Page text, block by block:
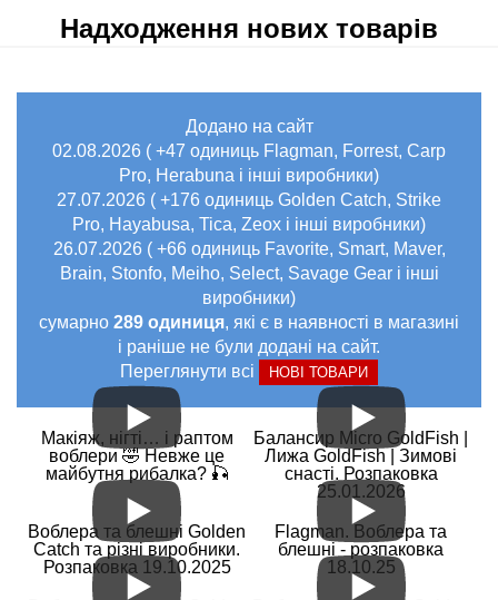
Надходження нових товарів
Додано на сайт
02.08.2026 ( +47 одиниць Flagman, Forrest, Carp
Pro, Herabuna і інші виробники)
27.07.2026 ( +176 одиниць Golden Catch, Strike
Pro, Hayabusa, Tica, Zeox і інші виробники)
26.07.2026 ( +66 одиниць Favorite, Smart, Maver,
Brain, Stonfo, Meiho, Select, Savage Gear і інші
виробники)
сумарно 289 одиниця, які є в наявності в магазині
і раніше не були додані на сайт.
Переглянути всі
НОВІ ТОВАРИ
Макіяж, нігті… і раптом
воблери 🤣 Невже це
майбутня рибалка? 🎣
Балансир Micro GoldFish |
Лижа GoldFish | Зимові
снасті. Розпаковка
25.01.2026
Воблера та блешні Golden
Catch та різні виробники.
Розпаковка 19.10.2025
Flagman. Воблера та
блешні - розпаковка
18.10.25